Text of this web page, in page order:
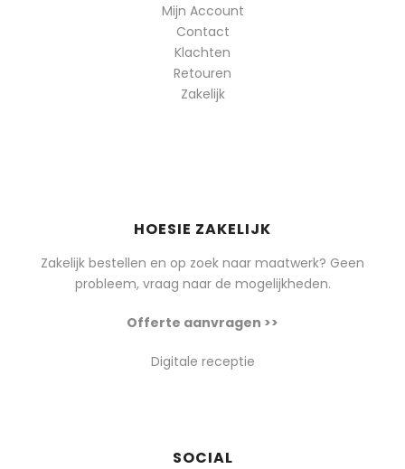
Mijn Account
Contact
Klachten
Retouren
Zakelijk
HOESIE ZAKELIJK
Zakelijk bestellen en op zoek naar maatwerk? Geen
probleem, vraag naar de mogelijkheden.
Offerte aanvragen >>
Digitale receptie
SOCIAL